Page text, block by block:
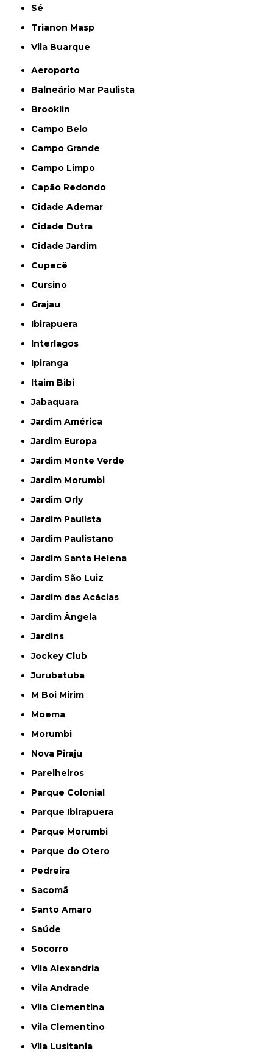
Sé
Trianon Masp
Vila Buarque
Aeroporto
Balneário Mar Paulista
Brooklin
Campo Belo
Campo Grande
Campo Limpo
Capão Redondo
Cidade Ademar
Cidade Dutra
Cidade Jardim
Cupecê
Cursino
Grajau
Ibirapuera
Interlagos
Ipiranga
Itaim Bibi
Jabaquara
Jardim América
Jardim Europa
Jardim Monte Verde
Jardim Morumbi
Jardim Orly
Jardim Paulista
Jardim Paulistano
Jardim Santa Helena
Jardim São Luiz
Jardim das Acácias
Jardim Ângela
Jardins
Jockey Club
Jurubatuba
M Boi Mirim
Moema
Morumbi
Nova Piraju
Parelheiros
Parque Colonial
Parque Ibirapuera
Parque Morumbi
Parque do Otero
Pedreira
Sacomã
Santo Amaro
Saúde
Socorro
Vila Alexandria
Vila Andrade
Vila Clementina
Vila Clementino
Vila Lusitania